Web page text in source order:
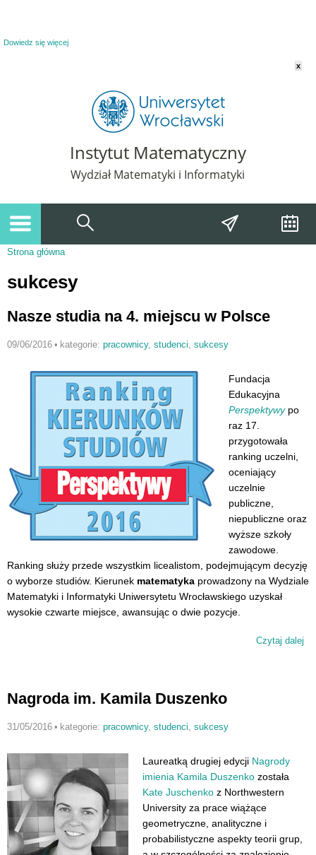
Dowiedz się więcej
x
Instytut Matematyczny
Wydział Matematyki i Informatyki
Strona główna
sukcesy
Nasze studia na 4. miejscu w Polsce
09/06/2016 • kategorie:pracownicy, studenci, sukcesy
Fundacja
Edukacyjna
Perspektywypo
raz 17.
przygotowała
ranking uczelni,
oceniający
uczelnie
publiczne,
niepubliczne oraz
wyższe szkoły
zawodowe.
Ranking służy przede wszystkim licealistom, podejmującym decyzję
o wyborze studiów. Kierunek matematyka prowadzony na Wydziale
Matematyki i Informatyki Uniwersytetu Wrocławskiego uzyskał
wysokie czwarte miejsce, awansując o dwie pozycje.
Czytaj dalej
Nagroda im. Kamila Duszenko
31/05/2016 • kategorie:pracownicy, studenci sukcesy
Laureatką drugiej edycji Nagrody
imienia Kamila Duszenko została
Kate Juschenko z Northwestern
University za prace wiążące
geometryczne, analityczne i
probabilistyczne aspekty teorii grup,